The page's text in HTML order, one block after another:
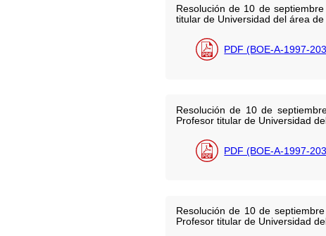
Resolución de 10 de
titular de Universidad del área
PDF (BOE-A-1997-
Resolución de 10 de
Profesor titular de Universidad
PDF (BOE-A-1997-
Resolución de 10 de
Profesor titular de Universidad